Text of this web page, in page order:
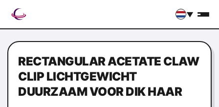
▼
RECTANGULAR ACETATE CLAW
CLIP LICHTGEWICHT
DUURZAAM VOOR DIK HAAR